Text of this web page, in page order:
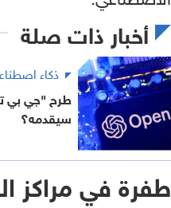
أخبار ذات صلة
ذكاء
سيقدمه؟
طفرة في مراكز